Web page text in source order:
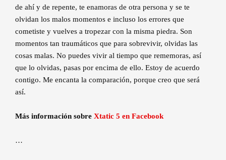
de ahí y de repente, te enamoras de otra persona y se te
olvidan los malos momentos e incluso los errores que
cometiste y vuelves a tropezar con la misma piedra. Son
momentos tan traumáticos que para sobrevivir, olvidas las
cosas malas. No puedes vivir al tiempo que rememoras, así
que lo olvidas, pasas por encima de ello. Estoy de acuerdo
contigo. Me encanta la comparación, porque creo que será
así.
Más información sobre Xtatic 5 en Facebook
…